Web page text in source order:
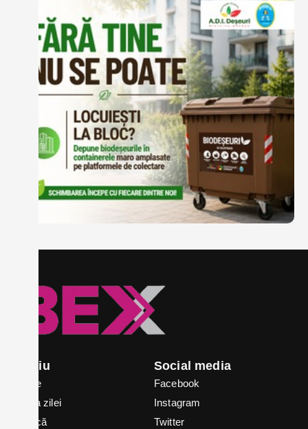
Meniu
Home
Știrea zilei
Politică
Social media
Facebook
Instagram
Twitter